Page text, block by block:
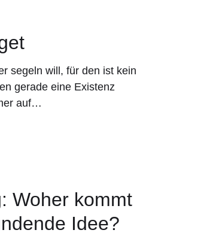
segeln will, für den ist kein
gerade eine Existenz
auf…
Woher kommt
Idee?